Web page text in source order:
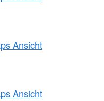
Ansicht
Ansicht